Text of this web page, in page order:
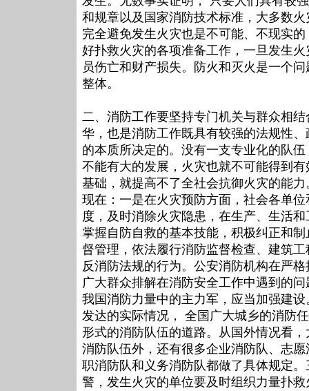
和规章以及国家消防技术标准，大多数
完全避免发生火灾也是不可能、不现实
好扑救火灾的各项准备工作，一旦发生
员伤亡和财产损失。防火和灭火是一个
整体。
二、消防工作要坚持专门机关与群众相
华，也是消防工作既具有较强的法规性
的本质所决定的。没有一支专业化的队
不能有大的发展，火灾也就不可能得到
基础，就提高不了全社会抗御火灾的能
现在：一是在火灾预防方面，社会各单
度，及时消除火灾隐患，在生产、生活
掌握自防自救的基本技能，积极纠正和
督管理，依法履行消防监督检查、建筑
反消防法规的行为。公安消防机构在严
广大群众排解在消防安全工作中遇到的
我国消防力量中的主力军，应当加强建
发达的实际情况， 全国广大城乡的消防
形式的消防队伍的道路。从国外情况看
消防队伍外，还有很多企业消防队、志
职消防队和义务消防队都做了具体规定
警，发生火灾的单位要及时组织力量扑